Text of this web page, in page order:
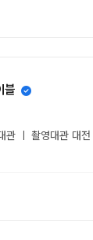
블
대전 어은동에 위치한 작